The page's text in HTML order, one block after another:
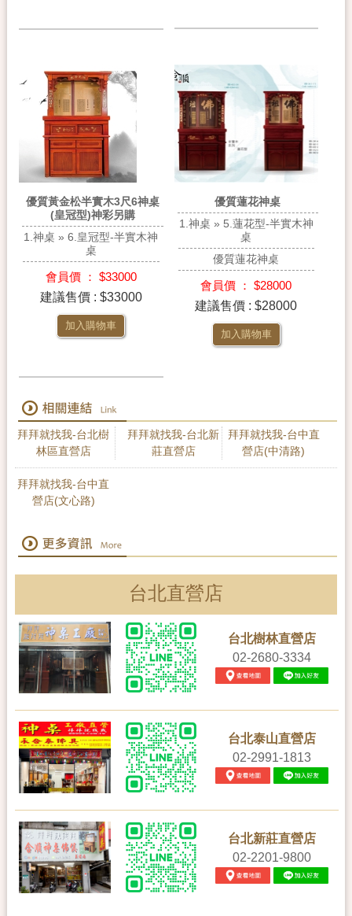
優質黃金松半實木3尺6神桌
(皇冠型)神彩另購
1.神桌 » 6.皇冠型-半實木神
桌
會員價 ： $33000
建議售價 : $33000
加入購物車
優質蓮花神桌
1.神桌 » 5.蓮花型-半實木神
桌
優質蓮花神桌
會員價 ： $28000
建議售價 : $28000
加入購物車
拜拜就找我-台北樹
林區直營店
拜拜就找我-台北新
莊直營店
拜拜就找我-台中直
營店(中清路)
拜拜就找我-台中直
營店(文心路)
台北直營店
台北樹林直營店
02-2680-3334
台北泰山直營店
02-2991-1813
台北新莊直營店
02-2201-9800